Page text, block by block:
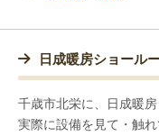
日成暖房ショール
千歳市北栄に、日成暖
実際に設備を見て・触